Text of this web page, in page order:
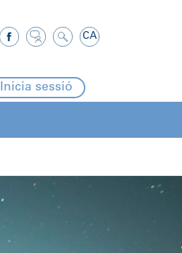
CA
Inicia sessió